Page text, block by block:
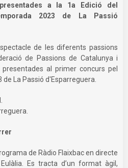
a la 1a Edició del
2023 de La Passió
de les diferents passions
de Passions de Catalunya i
al primer concurs pel
La Passió d'Esparreguera.
de Ràdio Flaixbac en directe
Es tracta d’un format àgil,